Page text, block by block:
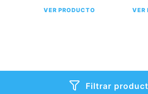
VER PRODUCTO VER
Filtrar